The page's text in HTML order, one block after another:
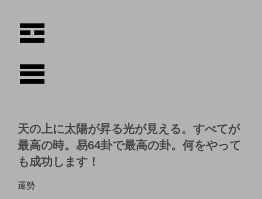
天の上に太陽が昇る光が見える。すべてが
最高の時。易64卦で最高の卦。何をやって
も成功します！
運勢